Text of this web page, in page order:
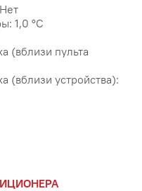
1,0 °С
(вблизи пульта
(вблизи устройства):